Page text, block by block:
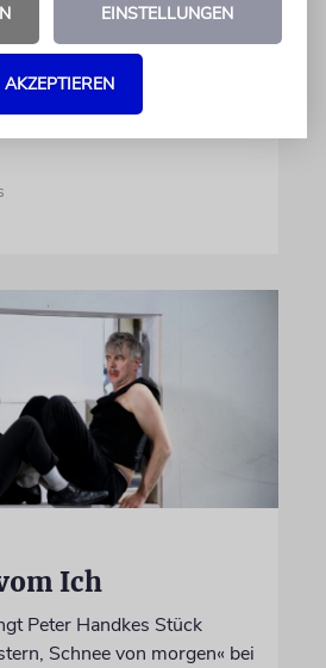
blöden Fragen
Erinnerung an eine
Ich
Peter Handkes Stück
Schnee von morgen« bei
EINSTELLUNGEN
AKZEPTIEREN